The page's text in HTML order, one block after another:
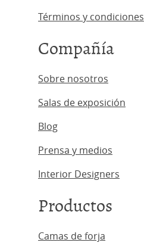
Términos y condiciones
Compañía
Sobre nosotros
Salas de exposición
Blog
Prensa y medios
Interior Designers
Productos
Camas de forja